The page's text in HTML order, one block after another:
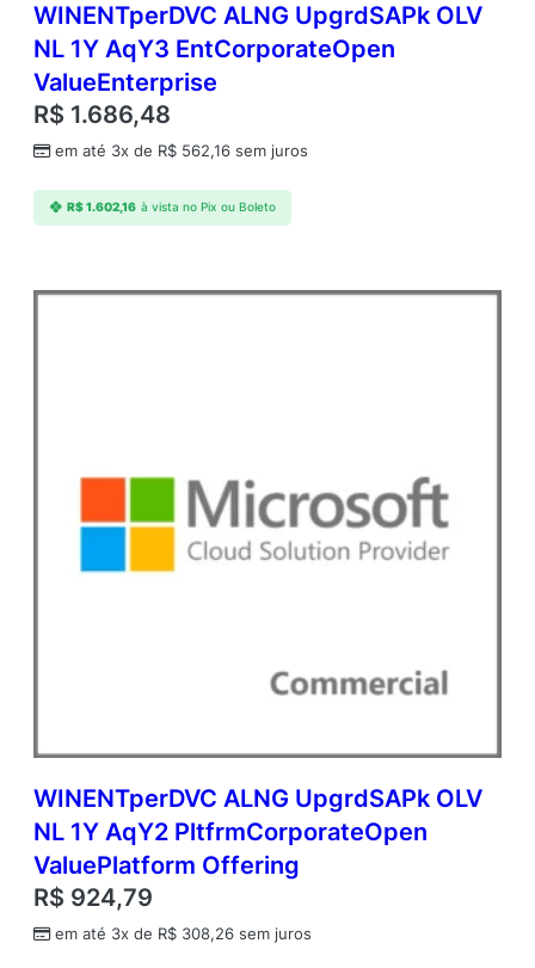
WINENTperDVC ALNG UpgrdSAPk OLV
NL 1Y AqY3 EntCorporateOpen
ValueEnterprise
R$ 1.686,48
em até 3x de R$ 562,16 sem juros
R$1.602,16 à vista no Pix ou Boleto
WINENTperDVC ALNG UpgrdSAPk OLV
NL 1Y AqY2 PltfrmCorporateOpen
ValuePlatform Offering
R$ 924,79
em até 3x de R$ 308,26 sem juros